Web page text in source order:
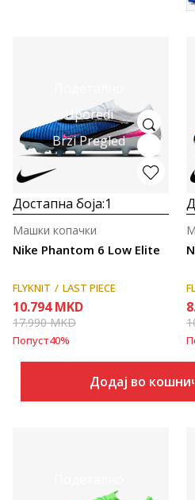
Uporedi
Brzi Pregled
Достапна боја:1
Nike Phantom 6 Low Elite
Машки копачки
FLYKNIT LAST PIECE
10.794 MKD
17.990MKD
Попуст40%
Додај во